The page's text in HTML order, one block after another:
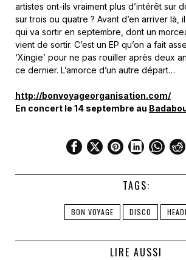
artistes ont-ils vraiment plus d’intérêt sur
sur trois ou quatre ? Avant d’en arriver là,
qui va sortir en septembre, dont un
vient de sortir. C’est un EP qu’on a fait
‘Xingie’ pour ne pas rouiller après deux
ce dernier. L’amorce d’un autre départ…
http://bonvoyageorganisation.com/
En concert le 14 septembre au
TAGS:
BON VOYAGE DISCO
LIRE AUSSI